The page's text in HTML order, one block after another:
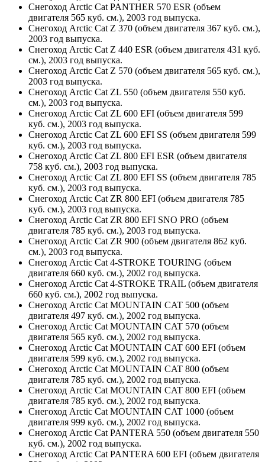
Снегоход Arctic Cat PANTHER 570 ESR (объем
двигателя 565 куб. см.), 2003 год выпуска.
Снегоход Arctic Cat Z 370 (объем двигателя 367 куб. см.),
2003 год выпуска.
Снегоход Arctic Cat Z 440 ESR (объем двигателя 431 куб.
см.), 2003 год выпуска.
Снегоход Arctic Cat Z 570 (объем двигателя 565 куб. см.),
2003 год выпуска.
Снегоход Arctic Cat ZL 550 (объем двигателя 550 куб.
см.), 2003 год выпуска.
Снегоход Arctic Cat ZL 600 EFI (объем двигателя 599
куб. см.), 2003 год выпуска.
Снегоход Arctic Cat ZL 600 EFI SS (объем двигателя 599
куб. см.), 2003 год выпуска.
Снегоход Arctic Cat ZL 800 EFI ESR (объем двигателя
758 куб. см.), 2003 год выпуска.
Снегоход Arctic Cat ZL 800 EFI SS (объем двигателя 785
куб. см.), 2003 год выпуска.
Снегоход Arctic Cat ZR 800 EFI (объем двигателя 785
куб. см.), 2003 год выпуска.
Снегоход Arctic Cat ZR 800 EFI SNO PRO (объем
двигателя 785 куб. см.), 2003 год выпуска.
Снегоход Arctic Cat ZR 900 (объем двигателя 862 куб.
см.), 2003 год выпуска.
Снегоход Arctic Cat 4-STROKE TOURING (объем
двигателя 660 куб. см.), 2002 год выпуска.
Снегоход Arctic Cat 4-STROKE TRAIL (объем двигателя
660 куб. см.), 2002 год выпуска.
Снегоход Arctic Cat MOUNTAIN CAT 500 (объем
двигателя 497 куб. см.), 2002 год выпуска.
Снегоход Arctic Cat MOUNTAIN CAT 570 (объем
двигателя 565 куб. см.), 2002 год выпуска.
Снегоход Arctic Cat MOUNTAIN CAT 600 EFI (объем
двигателя 599 куб. см.), 2002 год выпуска.
Снегоход Arctic Cat MOUNTAIN CAT 800 (объем
двигателя 785 куб. см.), 2002 год выпуска.
Снегоход Arctic Cat MOUNTAIN CAT 800 EFI (объем
двигателя 785 куб. см.), 2002 год выпуска.
Снегоход Arctic Cat MOUNTAIN CAT 1000 (объем
двигателя 999 куб. см.), 2002 год выпуска.
Снегоход Arctic Cat PANTERA 550 (объем двигателя 550
куб. см.), 2002 год выпуска.
Снегоход Arctic Cat PANTERA 600 EFI (объем двигателя